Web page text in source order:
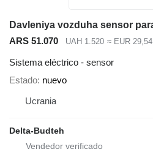
ARS 51.070 UAH 1.520 ≈ EUR 29,54
Sistema eléctrico - sensor
Estado nuevo
Ucrania
Delta-Budteh